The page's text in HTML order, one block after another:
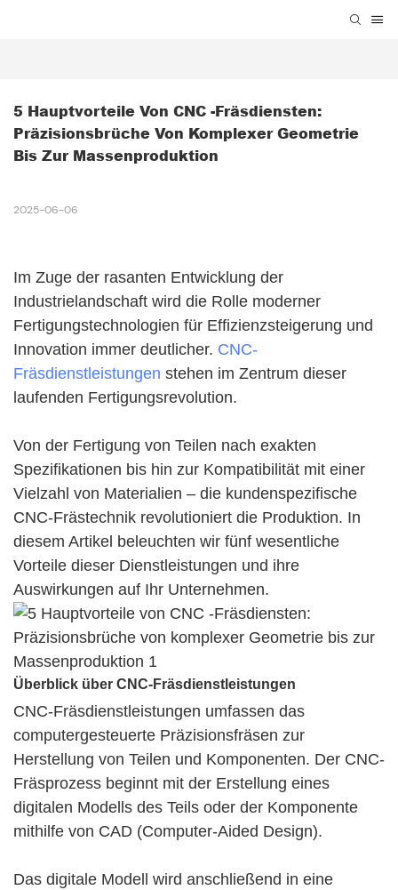
5 Hauptvorteile Von CNC -Fräsdiensten:
Präzisionsbrüche Von Komplexer Geometrie
Bis Zur Massenproduktion
2025-06-06
Im Zuge der rasanten Entwicklung der
Industrielandschaft wird die Rolle moderner
Fertigungstechnologien für Effizienzsteigerung und
Innovation immer deutlicher. CNC-
Fräsdienstleistungen stehen im Zentrum dieser
laufenden Fertigungsrevolution.
Von der Fertigung von Teilen nach exakten
Spezifikationen bis hin zur Kompatibilität mit einer
Vielzahl von Materialien – die kundenspezifische
CNC-Frästechnik revolutioniert die Produktion. In
diesem Artikel beleuchten wir fünf wesentliche
Vorteile dieser Dienstleistungen und ihre
Auswirkungen auf Ihr Unternehmen.
Überblick über CNC-Fräsdienstleistungen
CNC-Fräsdienstleistungen umfassen das
computergesteuerte Präzisionsfräsen zur
Herstellung von Teilen und Komponenten. Der CNC-
Fräsprozess beginnt mit der Erstellung eines
digitalen Modells des Teils oder der Komponente
mithilfe von CAD (Computer-Aided Design).
Das digitale Modell wird anschließend in eine